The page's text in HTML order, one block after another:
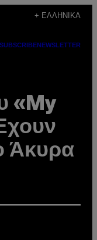
+ ΕΛΛΗΝΙΚΆ
SUBSCRIBENEWSLETTER
«My
Άκυρα